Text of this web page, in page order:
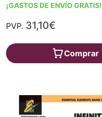
¡GASTOS DE ENVÍO GRATIS!
PVP. 31,10€
Comprar